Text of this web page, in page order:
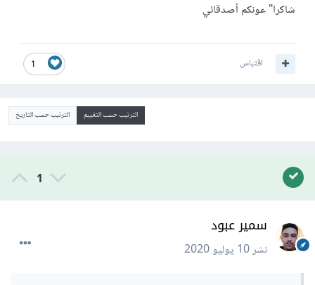
شاكرا" عونكم أصدقائي
1 اقتباس
الترتيب حسب التقييم الترتيب حسب التاريخ
1
سمير عبود
نشر10 يوليو 2020